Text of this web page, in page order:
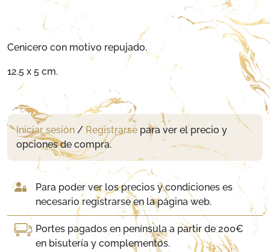
Cenicero con motivo repujado.
12.5 x 5 cm.
Iniciar sesión / Registrarse para ver el precio y
opciones de compra.
Para poder ver los precios y condiciones es
necesario registrarse en la página web.
Portes pagados en península a partir de 200€
en bisutería y complementos.